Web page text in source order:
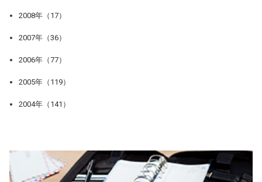
2008年（17）
2007年（36）
2006年（77）
2005年（119）
2004年（141）